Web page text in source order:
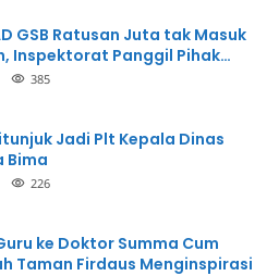
GSB Ratusan Juta tak Masuk
Inspektorat Panggil Pihak
385
Jadi Plt Kepala Dinas
Bima
226
ke Doktor Summa Cum
Taman Firdaus Menginspirasi